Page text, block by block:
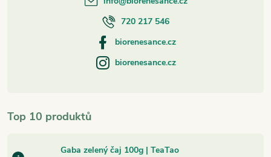
Top 10 produktů
Gaba zelený čaj 100g | TeaTao
720 217 546
biorenesance.cz
biorenesance.cz